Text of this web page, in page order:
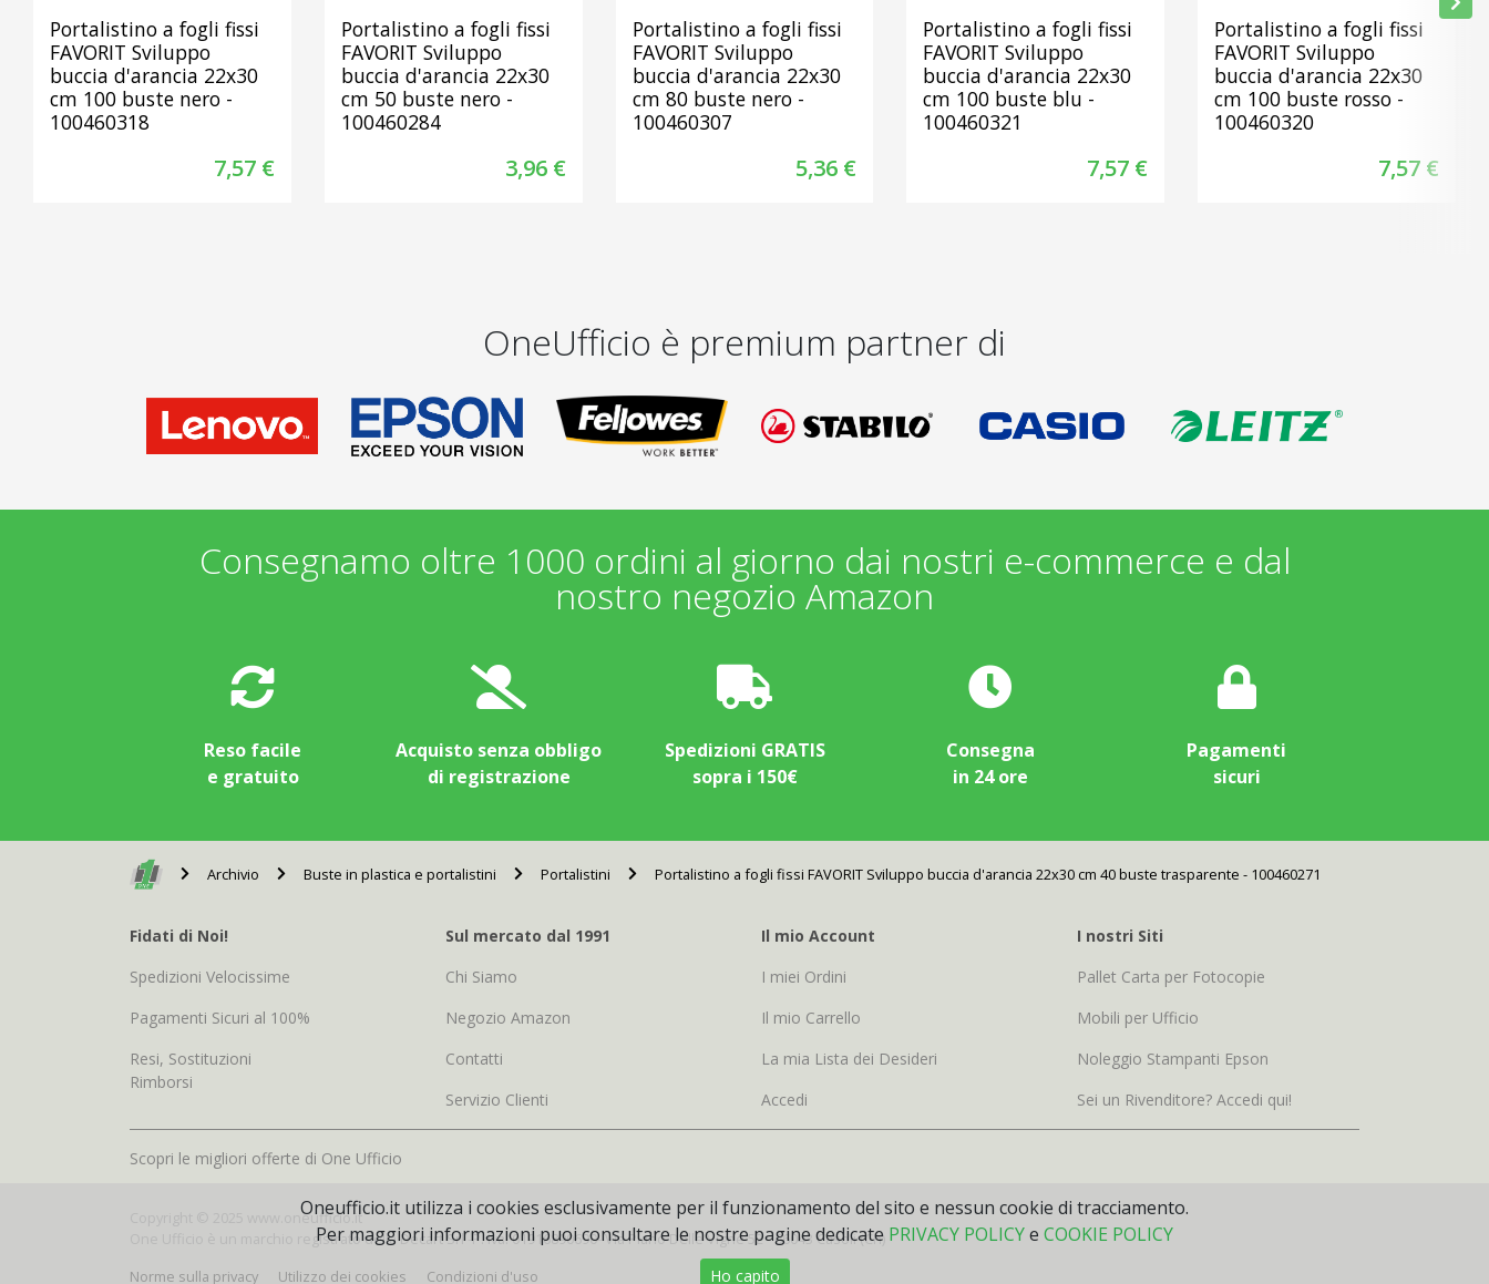
Portalistino a fogli fissi
FAVORIT Sviluppo
buccia d'arancia 22x30
cm 100 buste nero -
100460318
7,57 €
Portalistino a fogli fissi
FAVORIT Sviluppo
buccia d'arancia 22x30
cm 50 buste nero -
100460284
3,96 €
Portalistino a fogli fissi
FAVORIT Sviluppo
buccia d'arancia 22x30
cm 80 buste nero -
100460307
5,36 €
Portalistino a fogli fissi
FAVORIT Sviluppo
buccia d'arancia 22x30
cm 100 buste blu -
100460321
7,57 €
Portalistino a fogli fissi
FAVORIT Sviluppo
buccia d'arancia 22x30
cm 100 buste rosso -
100460320
7,57 €
OneUfficio è premium partner di
Consegnamo oltre 1000 ordini al giorno dai nostri e-commerce e dal
nostro negozio Amazon
Reso facile
e gratuito
Acquisto senza obbligo
di registrazione
Spedizioni GRATIS
sopra i 150€
Consegna
in 24 ore
Pagamenti
sicuri
Archivio Buste in plastica e portalistini Portalistini Portalistino a fogli fissi FAVORIT Sviluppo buccia d'arancia 22x30 cm 40 buste trasparente - 100460271
Fidati di Noi!
Spedizioni Velocissime
Pagamenti Sicuri al 100%
Resi, Sostituzioni
Rimborsi
Sul mercato dal 1991
Chi Siamo
Negozio Amazon
Contatti
Servizio Clienti
Il mio Account
I miei Ordini
Il mio Carrello
La mia Lista dei Desideri
Accedi
I nostri Siti
Pallet Carta per Fotocopie
Mobili per Ufficio
Noleggio Stampanti Epson
Sei un Rivenditore? Accedi qui!
Scopri le migliori offerte di One Ufficio
Copyright © 2025 www.oneufficio.it
One Ufficio è un marchio registrato della Decart Srl -P. Iva: 01916890690- Via Piano Delle Vigne 52 - 66043 Casoli (Ch)
Norme sulla privacy
Utilizzo dei cookies Condizioni d'uso
Oneufficio.it utilizza i cookies esclusivamente per il funzionamento del sito e nessun cookie di tracciamento.
Per maggiori informazioni puoi consultare le nostre pagine dedicate PRIVACY POLICYe COOKIE POLICY
Ho capito